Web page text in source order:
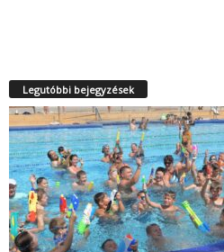
Legutóbbi bejegyzések